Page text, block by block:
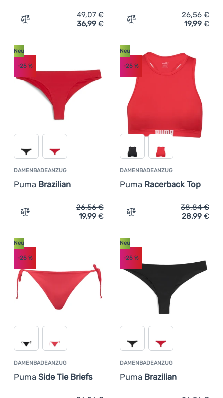
Zum Vergleich 'Damenbadeanzug Puma V-neck
49,07€
36,99 € Zum Vergleich
26,56€
19,99 €
DAMENBADEANZUG
Puma Brazilian
Neu
-25 %
Zum Vergleich 'Damenbadeanzug Puma Brazilian'
26,56€
19,99 €
DAMENBADEANZUG
Puma Racerback Top
Neu
-25%
Zum Vergleich
38,84€
28,99 €
DAMENBADEANZUG
Puma Side Tie Briefs
Neu
-25 %
DAMENBADEANZUG
Puma Brazilian
Neu
-25%